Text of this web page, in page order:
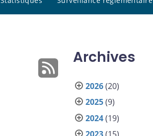
Archives
2026(20)
2025(9)
2024(19)